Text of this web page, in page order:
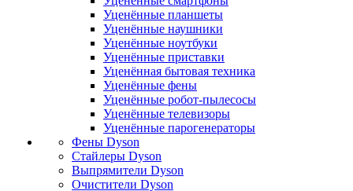
Уценённые планшеты
Уценённые наушники
Уценённые ноутбуки
Уценённые приставки
Уценённая бытовая техника
Уценённые фены
Уценённые робот-пылесосы
Уценённые телевизоры
Уценённые парогенераторы
Фены Dyson
Стайлеры Dyson
Выпрямители Dyson
Очистители Dyson